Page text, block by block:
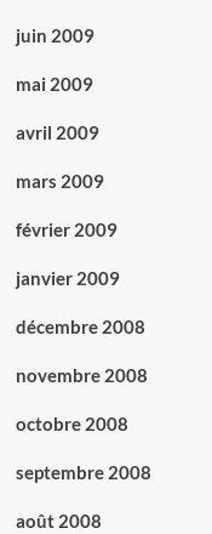
juin 2009
mai 2009
avril 2009
mars 2009
février 2009
janvier 2009
décembre 2008
novembre 2008
octobre 2008
septembre 2008
août 2008